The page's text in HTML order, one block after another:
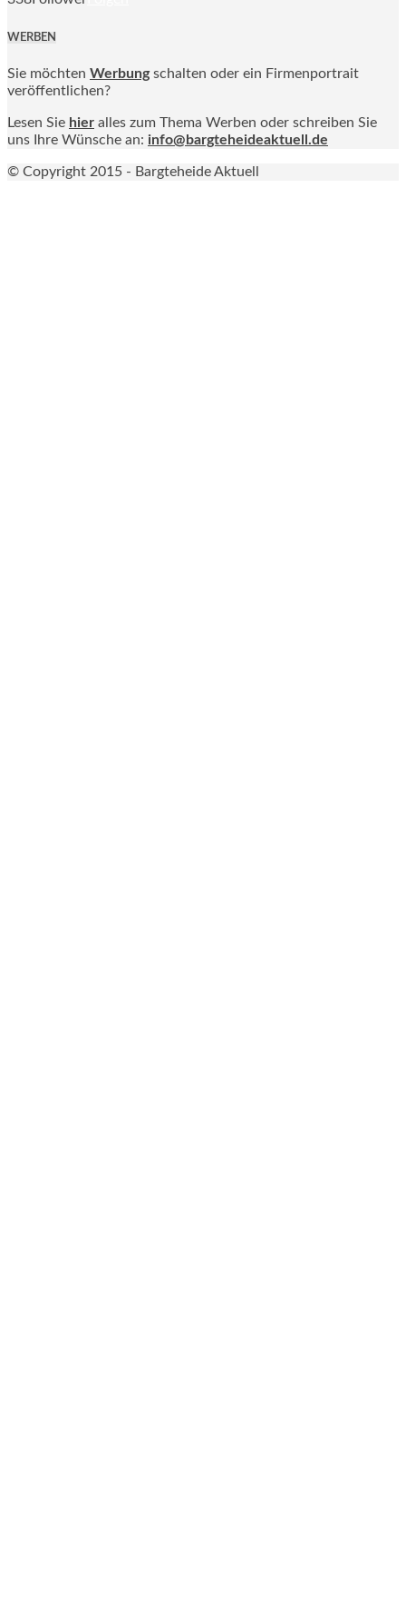
WERBEN
Sie möchten Werbung schalten oder ein Firmenportrait
veröffentlichen?
Lesen Sie hier alles zum Thema Werben oder schreiben Sie
uns Ihre Wünsche an: info@bargteheideaktuell.de
© Copyright 2015 - Bargteheide Aktuell